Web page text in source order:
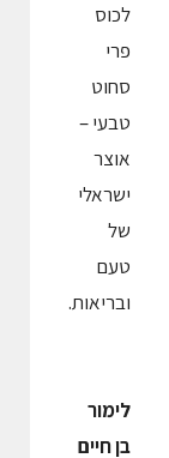
לכוס
פרי
סחוט
טבעי –
אוצר
ישראלי
של
טעם
ובריאות.
לימור
בן חיים